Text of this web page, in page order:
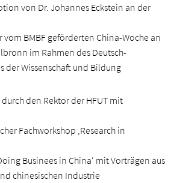
von Dr. Johannes Eckstein an der
BMBF geförderten China-Woche an
im Rahmen des Deutsch-
der Wissenschaft und Bildung
durch den Rektor der HFUT mit
Fachworkshop ‚Research in
Businees in China‘ mit Vorträgen aus
chinesischen Industrie